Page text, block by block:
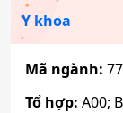
Y khoa
Mã ngành:
Tổ hợp: A00;